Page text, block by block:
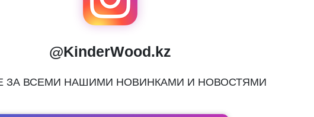
@KinderWood.kz
ЗА ВСЕМИ НАШИМИ НОВИНКАМИ И НОВОСТЯМИ